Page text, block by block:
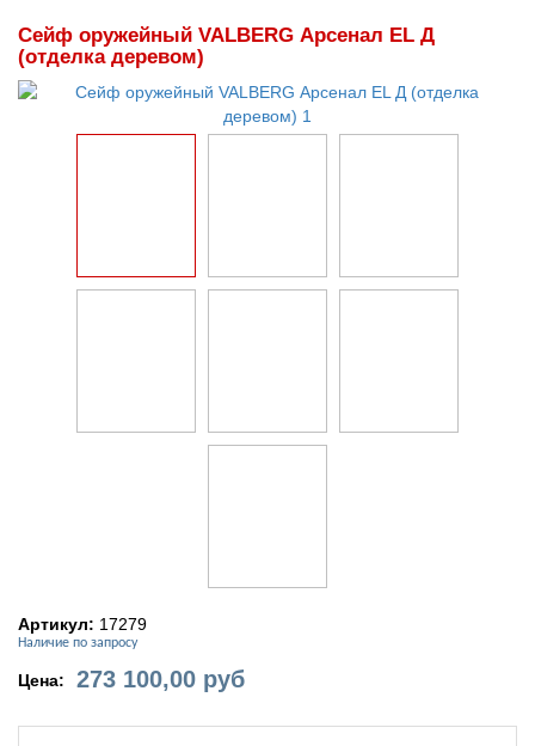
Сейф оружейный VALBERG Арсенал EL Д
(отделка деревом)
Артикул: 17279
Наличие по запросу
Цена: 273 100,00 руб